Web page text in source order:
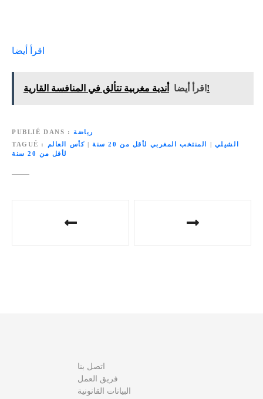
اقرأ أيضا
اقرأ أيضا أندية مغربية تتألق في المنافسة القارية!
PUBLIÉ DANS
رياضة
TAGUÉ
الشيلي المنتخب المغربي لأقل من 20 سنة
كأس العالم
لأقل من 20 سنة
اتصل بنا
فريق العمل
البيانات القانونية